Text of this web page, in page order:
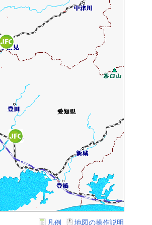
凡例 地図の操作説明